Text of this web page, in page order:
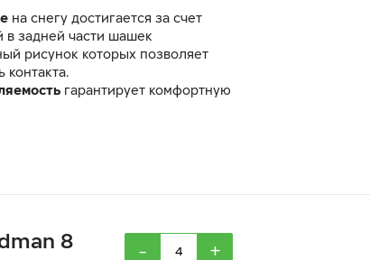
на снегу достигается за счет
в задней части шашек
рисунок которых позволяет
контакта.
гарантирует комфортную
8
- +